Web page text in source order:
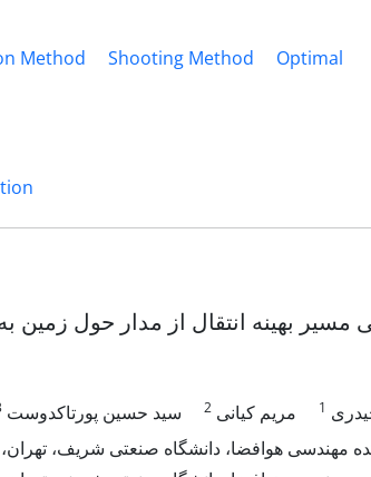
Method Shooting Method
Optimal
مسیر بهینه انتقال از مدار حول زمین
1 مریم کیانی 2 سید حسین پورتاکدوست
مهندسی هوافضا، دانشگاه صنعتی شریف، تهران،